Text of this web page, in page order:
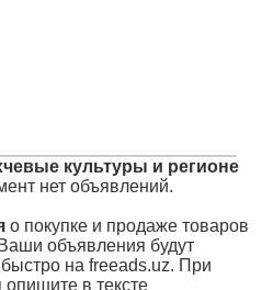
культуры и регионе
нет объявлений.
о покупке и продаже товаров
объявления будут
на freeads.uz. При
в тексте